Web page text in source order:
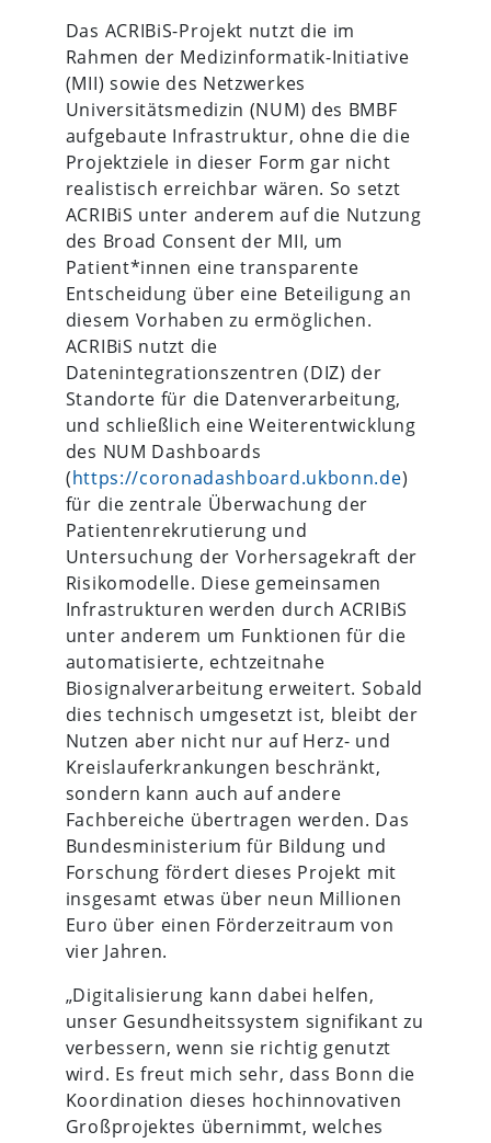
Das ACRIBiS-Projekt nutzt die im
Rahmen der Medizinformatik-Initiative
(MII) sowie des Netzwerkes
Universitätsmedizin (NUM) des BMBF
aufgebaute Infrastruktur, ohne die die
Projektziele in dieser Form gar nicht
realistisch erreichbar wären. So setzt
ACRIBiS unter anderem auf die Nutzung
des Broad Consent der MII, um
Patient*innen eine transparente
Entscheidung über eine Beteiligung an
diesem Vorhaben zu ermöglichen.
ACRIBiS nutzt die
Datenintegrationszentren (DIZ) der
Standorte für die Datenverarbeitung,
und schließlich eine Weiterentwicklung
des NUM Dashboards
(https://coronadashboard.ukbonn.de)
für die zentrale Überwachung der
Patientenrekrutierung und
Untersuchung der Vorhersagekraft der
Risikomodelle. Diese gemeinsamen
Infrastrukturen werden durch ACRIBiS
unter anderem um Funktionen für die
automatisierte, echtzeitnahe
Biosignalverarbeitung erweitert. Sobald
dies technisch umgesetzt ist, bleibt der
Nutzen aber nicht nur auf Herz- und
Kreislauferkrankungen beschränkt,
sondern kann auch auf andere
Fachbereiche übertragen werden. Das
Bundesministerium für Bildung und
Forschung fördert dieses Projekt mit
insgesamt etwas über neun Millionen
Euro über einen Förderzeitraum von
vier Jahren.
„Digitalisierung kann dabei helfen,
unser Gesundheitssystem signifikant zu
verbessern, wenn sie richtig genutzt
wird. Es freut mich sehr, dass Bonn die
Koordination dieses hochinnovativen
Großprojektes übernimmt, welches